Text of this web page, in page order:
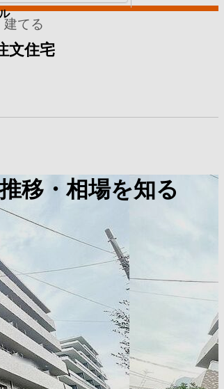
建てる
文住宅
移・相場を知る